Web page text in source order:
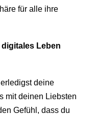
für alle ihre
Leben
deine
mit deinen Liebsten
Gefühl, dass du